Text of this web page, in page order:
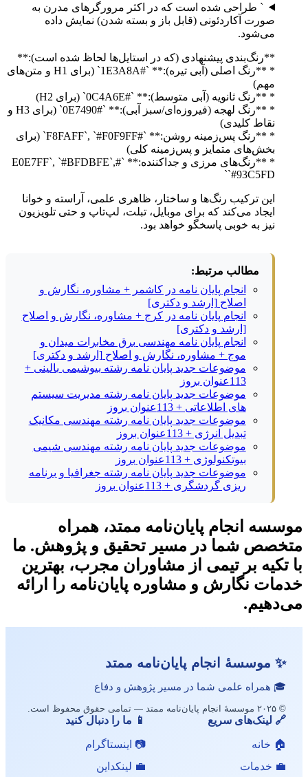
` طراحی شده است که در اکثر مرورگرهای مدرن به
صورت آکاردئونی (قابل باز و بسته شدن) نمایش داده
می‌شود.
**رنگ‌بندی پیشنهادی (که در استایل‌ها لحاظ شده است):**
* **رنگ اصلی (آبی تیره):** `#1E3A8A` (برای H1 و متن‌های
مهم)
* **رنگ ثانویه (آبی متوسط):** `#0C4A6E` (برای H2)
* **رنگ لهجه (فیروزه‌ای/سبز آبی):** `#0E7490` (برای H3 و
نقاط کلیدی)
* **رنگ پس‌زمینه روشن:** `#F8FAFF`, `#F0F9FF` (برای
بخش‌های متمایز و پس‌زمینه کلی)
* **رنگ‌های مرزی و جداکننده:** `#E0E7FF`, `#BFDBFE`,
`#93C5FD`
این ترکیب رنگ‌ها و ساختار، ظاهری علمی، آراسته و خوانا
ایجاد می‌کند که برای موبایل، تبلت، لپ‌تاپ و حتی تلویزیون
نیز به خوبی پاسخگو خواهد بود.
مطالب مرتبط:
انجام پایان نامه در کاشمر + مشاوره، نگارش و
اصلاح [ارشد و دکتری]
انجام پایان نامه در کرج + مشاوره، نگارش و اصلاح
[ارشد و دکتری]
انجام پایان نامه مهندسی برق مخابرات میدان و
موج + مشاوره، نگارش و اصلاح [ارشد و دکتری]
موضوعات جدید پایان نامه رشته بیوشیمی بالینی +
113عنوان بروز
موضوعات جدید پایان نامه رشته مدیریت سیستم
های اطلاعاتی + 113عنوان بروز
موضوعات جدید پایان نامه رشته مهندسی مکانیک
تبدیل انرژی + 113عنوان بروز
موضوعات جدید پایان نامه رشته مهندسی شیمی
بیوتکنولوژی + 113عنوان بروز
موضوعات جدید پایان نامه رشته جغرافیا و برنامه
ریزی گردشگری + 113عنوان بروز
موسسه انجام پایان‌نامه ممتد، همراه
متخصص شما در مسیر تحقیق و پژوهش. ما
با تکیه بر تیمی از مشاوران مجرب، بهترین
خدمات نگارش و مشاوره پایان‌نامه را ارائه
می‌دهیم.
✨ موسسهٔ انجام پایان‌نامه ممتد
🎓 همراه علمی شما در مسیر پژوهش و دفاع
© ۲۰۲۵ موسسهٔ انجام پایان‌نامه ممتد — تمامی حقوق محفوظ است.
🔗 لینک‌های سریع
🏠 خانه
💼 خدمات
📱 ما را دنبال کنید
📷 اینستاگرام
💼 لینکداین